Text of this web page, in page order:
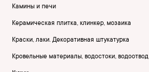
Камины и печи
Керамическая плитка, клинкер, мозаика
Краски, лаки. Декоративная штукатурка
Кровельные материалы, водостоки, водоотвод